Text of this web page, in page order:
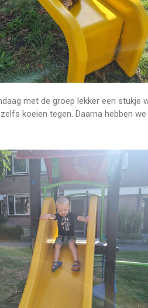
met de groep lekker een stukje
koeien tegen. Daarna hebben